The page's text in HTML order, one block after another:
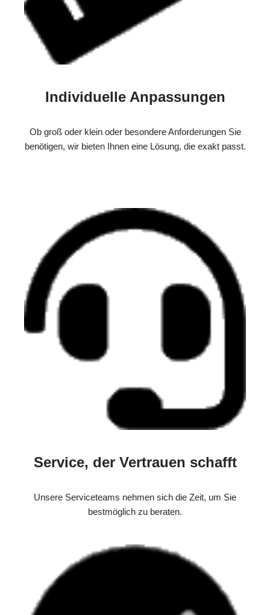
Individuelle Anpassungen
Ob groß oder klein oder besondere Anforderungen Sie
benötigen, wir bieten Ihnen eine Lösung, die exakt passt.
Service, der Vertrauen schafft
Unsere Serviceteams nehmen sich die Zeit, um Sie
bestmöglich zu beraten.